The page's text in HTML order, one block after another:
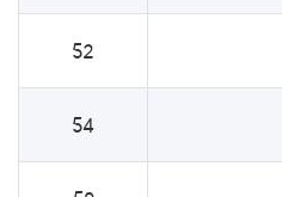
52
54